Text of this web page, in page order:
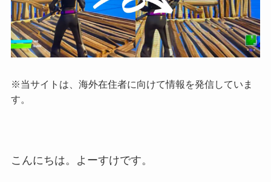
※当サイトは、海外在住者に向けて情報を発信していま
す。
こんにちは。よーすけです。